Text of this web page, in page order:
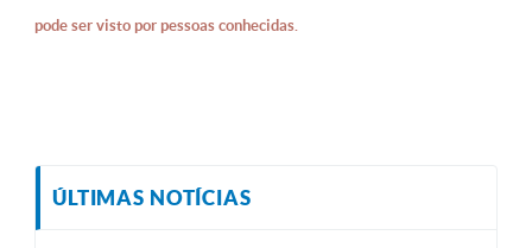
pode ser visto por pessoas conhecidas.
ÚLTIMAS NOTÍCIAS